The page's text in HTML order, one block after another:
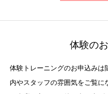
体験の
体験トレーニングのお申込み
内やスタッフの雰囲気をご覧に